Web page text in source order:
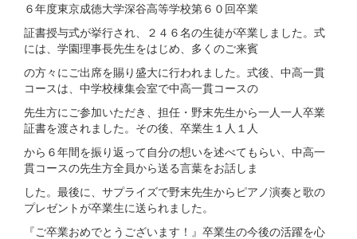
６年度東京成徳大学深谷高等学校第６０回卒業
証書授与式が挙行され、２４６名の生徒が卒業しました。式
には、学園理事長先生をはじめ、多くのご来賓
の方々にご出席を賜り盛大に行われました。式後、中高一貫
コースは、中学校棟集会室で中高一貫コースの
先生方にご参加いただき、担任・野末先生から一人一人卒業
証書を渡されました。その後、卒業生１人１人
から６年間を振り返って自分の想いを述べてもらい、中高一
貫コースの先生方全員から送る言葉をお話しま
した。最後に、サプライズで野末先生からピアノ演奏と歌の
プレゼントが卒業生に送られました。
『ご卒業おめでとうございます！』卒業生の今後の活躍を心